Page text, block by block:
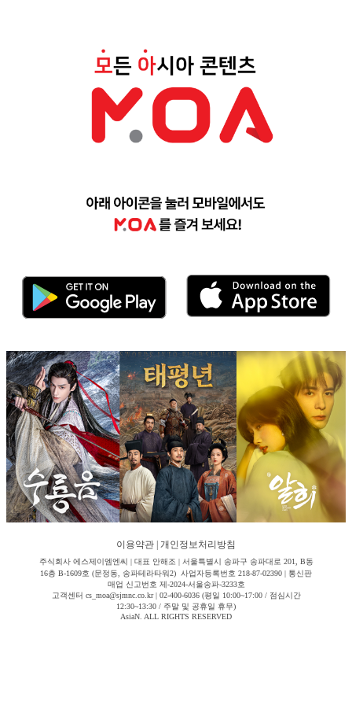
이용약관 개인정보처리방침
주식회사 에스제이엠엔씨 | 대표 안해조 | 서울특별시 송파구 송파대로 201, B동
16층 B-1609호 (문정동, 송파테라타워2) 사업자등록번호 218-87-02390 | 통신판
매업 신고번호 제-2024-서울송파-3233호
고객센터 cs_moa@sjmnc.co.kr | 02-400-6036 (평일 10:00~17:00 / 점심시간
12:30~13:30 / 주말 및 공휴일 휴무)
AsiaN. ALL RIGHTS RESERVED